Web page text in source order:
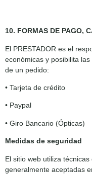
10. FORMAS DE PAGO,
El PRESTADOR es el
económicas y posibilita
de un pedido:
• Tarjeta de crédito
• Paypal
• Giro Bancario (Ópticas)
Medidas de seguridad
El sitio web utiliza
generalmente aceptadas